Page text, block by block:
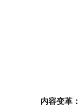
内容变革：